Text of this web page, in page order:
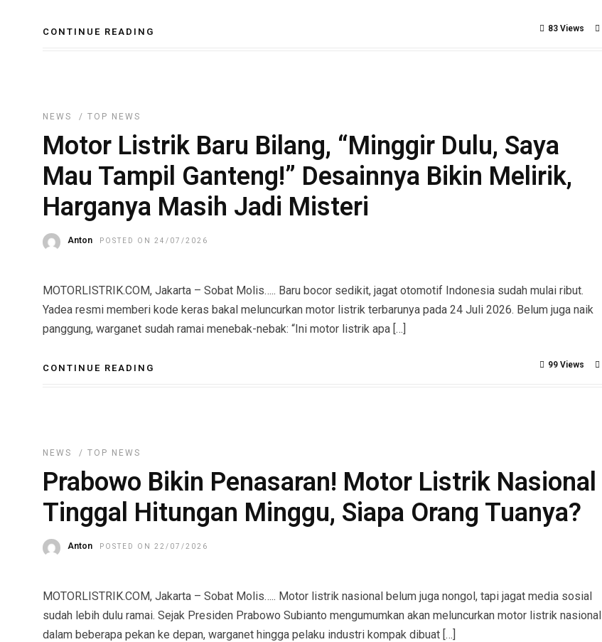
CONTINUE READING 83 Views
NEWS / TOP NEWS
Motor Listrik Baru Bilang, “Minggir Dulu, Saya
Mau Tampil Ganteng!” Desainnya Bikin Melirik,
Harganya Masih Jadi Misteri
Anton POSTED ON 24/07/2026
MOTORLISTRIK.COM, Jakarta – Sobat Molis….. Baru bocor sedikit, jagat otomotif Indonesia sudah mulai ribut.
Yadea resmi memberi kode keras bakal meluncurkan motor listrik terbarunya pada 24 Juli 2026. Belum juga naik
panggung, warganet sudah ramai menebak-nebak: “Ini motor listrik apa […]
CONTINUE READING 99 Views
NEWS / TOP NEWS
Prabowo Bikin Penasaran! Motor Listrik Nasional
Tinggal Hitungan Minggu, Siapa Orang Tuanya?
Anton POSTED ON 22/07/2026
MOTORLISTRIK.COM, Jakarta – Sobat Molis….. Motor listrik nasional belum juga nongol, tapi jagat media sosial
sudah lebih dulu ramai. Sejak Presiden Prabowo Subianto mengumumkan akan meluncurkan motor listrik nasional
dalam beberapa pekan ke depan, warganet hingga pelaku industri kompak dibuat […]